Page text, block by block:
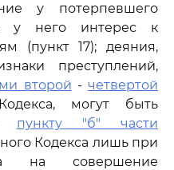
у потерпевшего
у него интерес к
(пункт 17); деяния,
преступлений,
второй - четвертой
могут быть
пункту "б" части
Кодекса лишь при
на совершение